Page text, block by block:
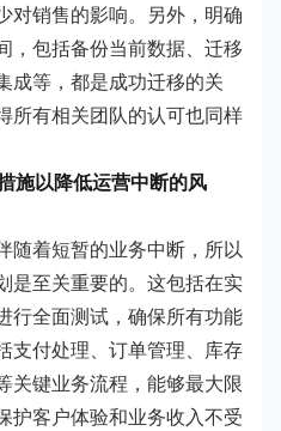
对销售的影响。另外，明确
，包括备份当前数据、迁移
成等，都是成功迁移的关
所有相关团队的认可也同样
施以降低运营中断的风
随着短暂的业务中断，所以
是至关重要的。这包括在实
行全面测试，确保所有功能
支付处理、订单管理、库存
关键业务流程，能够最大限
护客户体验和业务收入不受